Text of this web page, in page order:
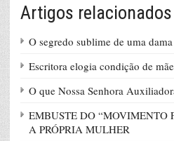
Artigos relacionados
O segredo sublime de uma
Escritora elogia condição de
O que Nossa Senhora
EMBUSTE DO “MOVIMENTO
A PRÓPRIA MULHER